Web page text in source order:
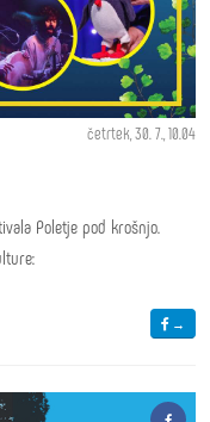
četrtek, 30. 7., 10.04
Poletje pod krošnjo.
→